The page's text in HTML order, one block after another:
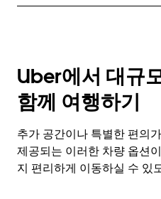
Uber에서 대규
함께 여행하기
추가 공간이나 특별한 편의
제공되는 이러한 차량 옵션
지 편리하게 이동하실 수 있